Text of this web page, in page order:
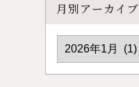
月別アーカイブ